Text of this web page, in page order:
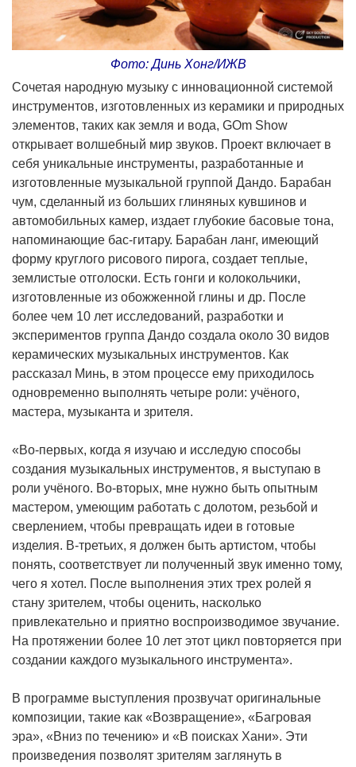
Фото: Динь Хонг/ИЖВ
Сочетая народную музыку с инновационной системой
инструментов, изготовленных из керамики и природных
элементов, таких как земля и вода, GOm Show
открывает волшебный мир звуков. Проект включает в
себя уникальные инструменты, разработанные и
изготовленные музыкальной группой Дандо. Барабан
чум, сделанный из больших глиняных кувшинов и
автомобильных камер, издает глубокие басовые тона,
напоминающие бас-гитару. Барабан ланг, имеющий
форму круглого рисового пирога, создает теплые,
землистые отголоски. Есть гонги и колокольчики,
изготовленные из обожженной глины и др. После
более чем 10 лет исследований, разработки и
экспериментов группа Дандо создала около 30 видов
керамических музыкальных инструментов. Как
рассказал Минь, в этом процессе ему приходилось
одновременно выполнять четыре роли: учёного,
мастера, музыканта и зрителя.
«Во-первых, когда я изучаю и исследую способы
создания музыкальных инструментов, я выступаю в
роли учёного. Во-вторых, мне нужно быть опытным
мастером, умеющим работать с долотом, резьбой и
сверлением, чтобы превращать идеи в готовые
изделия. В-третьих, я должен быть артистом, чтобы
понять, соответствует ли полученный звук именно тому,
чего я хотел. После выполнения этих трех ролей я
стану зрителем, чтобы оценить, насколько
привлекательно и приятно воспроизводимое звучание.
На протяжении более 10 лет этот цикл повторяется при
создании каждого музыкального инструмента».
В программе выступления прозвучат оригинальные
композиции, такие как «Возвращение», «Багровая
эра», «Вниз по течению» и «В поисках Хани». Эти
произведения позволят зрителям заглянуть в